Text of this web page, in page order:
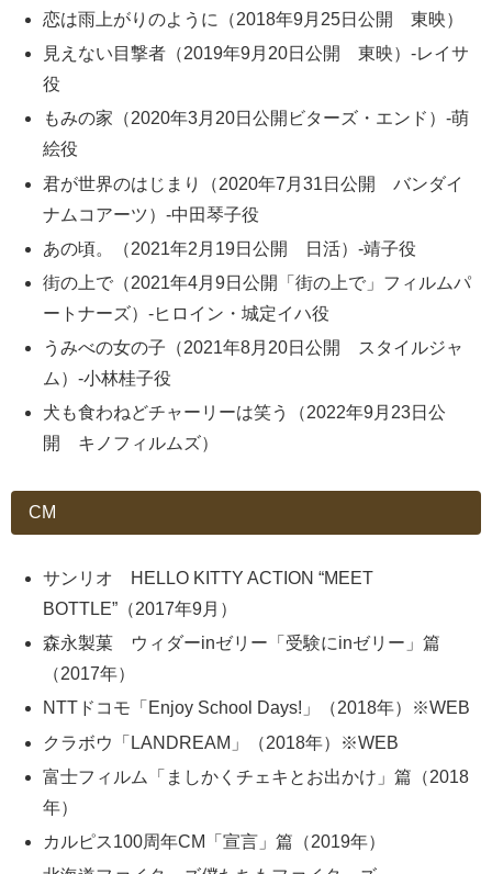
恋は雨上がりのように（2018年9月25日公開 東映）
見えない目撃者（2019年9月20日公開 東映）-レイサ
役
もみの家（2020年3月20日公開ビターズ・エンド）-萌
絵役
君が世界のはじまり（2020年7月31日公開 バンダイ
ナムコアーツ）-中田琴子役
あの頃。（2021年2月19日公開 日活）-靖子役
街の上で（2021年4月9日公開「街の上で」フィルムパ
ートナーズ）-ヒロイン・城定イハ役
うみべの女の子（2021年8月20日公開 スタイルジャ
ム）-小林桂子役
犬も食わねどチャーリーは笑う（2022年9月23日公
開 キノフィルムズ）
CM
サンリオ HELLO KITTY ACTION “MEET
BOTTLE”（2017年9月）
森永製菓 ウィダーinゼリー「受験にinゼリー」篇
（2017年）
NTTドコモ「Enjoy School Days!」（2018年）※WEB
クラボウ「LANDREAM」（2018年）※WEB
富士フィルム「ましかくチェキとお出かけ」篇（2018
年）
カルピス100周年CM「宣言」篇（2019年）